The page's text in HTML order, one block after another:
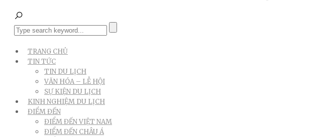
TRANG CHỦ
TIN TỨC
TIN DU LỊCH
VĂN HÓA – LỄ HỘI
SỰ KIỆN DU LỊCH
KINH NGHIỆM DU LỊCH
ĐIỂM ĐẾN
ĐIỂM ĐẾN VIỆT NAM
ĐIỂM ĐẾN CHÂU Á